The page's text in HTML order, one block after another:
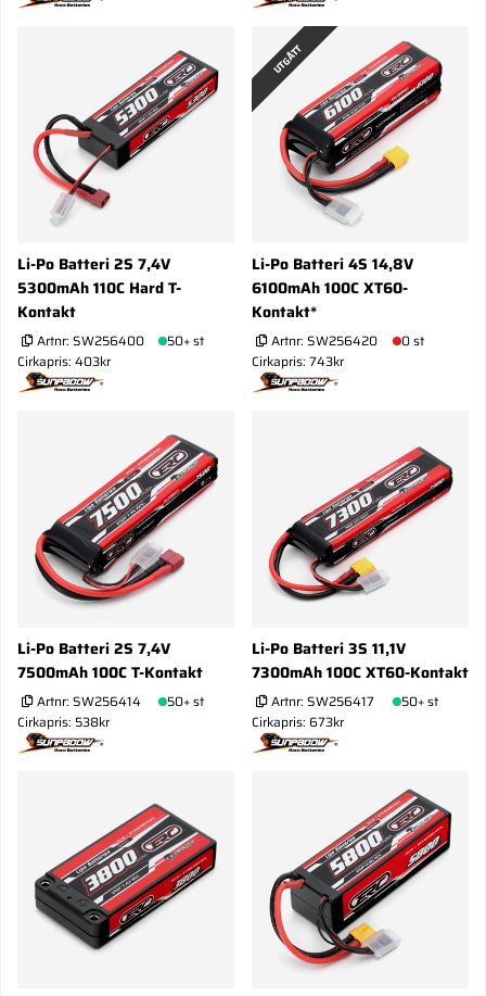
Li-Po Batteri 2S 7,4V
5300mAh 110C Hard T-
Kontakt
Artnr: SW256400
50+ st
Cirkapris: 403kr
UTGÅTT
Li-Po Batteri 4S 14,8V
6100mAh 100C XT60-
Kontakt*
Artnr: SW256420
0 st
Cirkapris: 743kr
Li-Po Batteri 2S 7,4V
7500mAh 100C T-Kontakt
Artnr: SW256414
50+ st
Cirkapris: 538kr
Li-Po Batteri 3S 11,1V
7300mAh 100C XT60-Kontakt
Artnr: SW256417
50+ st
Cirkapris: 673kr